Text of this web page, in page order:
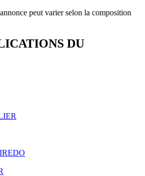
peut varier selon la composition
DU